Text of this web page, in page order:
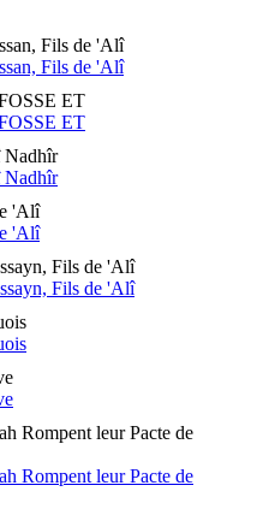
Fils de 'Alî
Fils de 'Alî
ET
ET
Nadhîr
Nadhîr
'Alî
'Alî
Fils de 'Alî
Fils de 'Alî
Rompent leur Pacte de
Rompent leur Pacte de